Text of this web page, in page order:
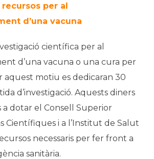
per al
d’una vacuna
científica per al
d’una vacuna o una cura per
aquest motiu es dedicaran 30
d’investigació. Aquests diners
a dotar el Consell Superior
Científiques i a l’Institut de Salut
necessaris per fer front a
sanitària.